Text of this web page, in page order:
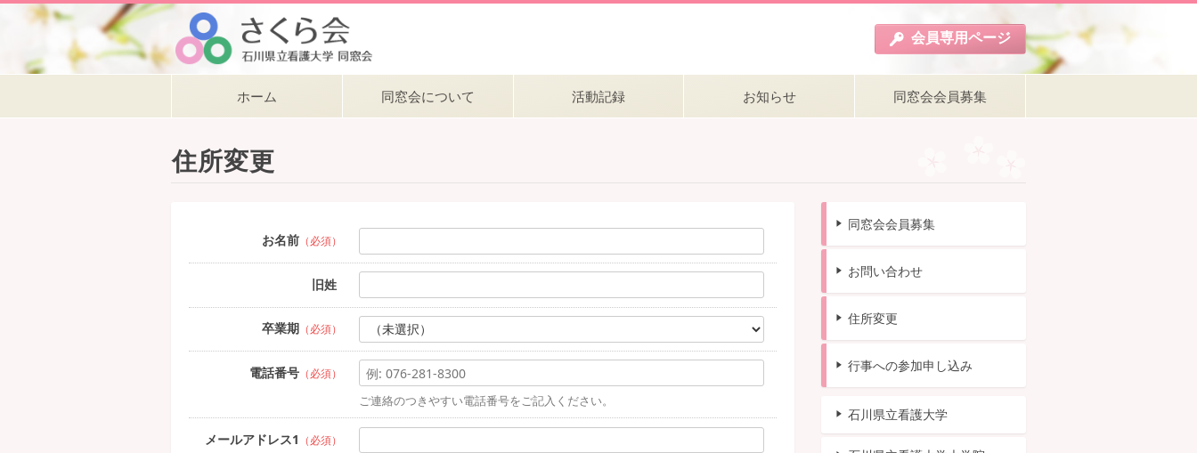
会員専用ページ
ホーム 同窓会について 活動記録 お知らせ 同窓会会員募集
住所変更
お名前（必須）
旧姓
卒業期 （必須）
電話番号（必須）
ご連絡のつきやすい電話番号をご記入ください。
メールアドレス1 （必須）
同窓会会員募集
お問い合わせ
住所変更
行事への参加申し込み
石川県立看護大学